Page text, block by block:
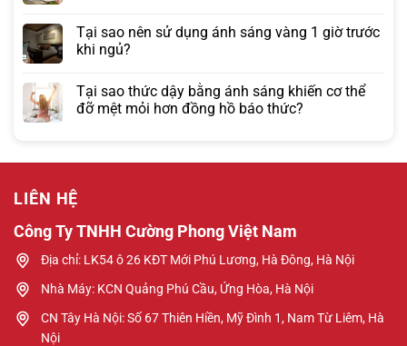
Tại sao nên sử dụng ánh sáng vàng 1 giờ trước
khi ngủ?
Tại sao thức dậy bằng ánh sáng khiến cơ thể
đỡ mệt mỏi hơn đồng hồ báo thức?
LIÊN HỆ
Công Ty TNHH Cường Phong Việt Nam
Địa chỉ: LK54 ô 26 KĐT Mới Phú Lương, Hà Đông, Hà Nội
Nhà Máy: KCN Quảng Phú Cầu, Ứng Hòa, Hà Nội
CN Tây Hà Nội: Số 67 Thiên Hiền, Mỹ Đình 1, Nam Từ Liêm, Hà
Nội